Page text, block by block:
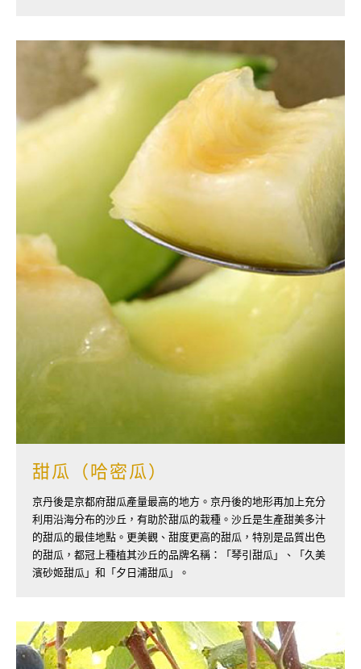
甜瓜（哈密瓜）
京丹後是京都府甜瓜產量最高的地方。京丹後的地形再加上充分
利用沿海分布的沙丘，有助於甜瓜的栽種。沙丘是生產甜美多汁
的甜瓜的最佳地點。更美觀、甜度更高的甜瓜，特別是品質出色
的甜瓜，都冠上種植其沙丘的品牌名稱：「琴引甜瓜」、「久美
濱砂姬甜瓜」和「夕日浦甜瓜」。